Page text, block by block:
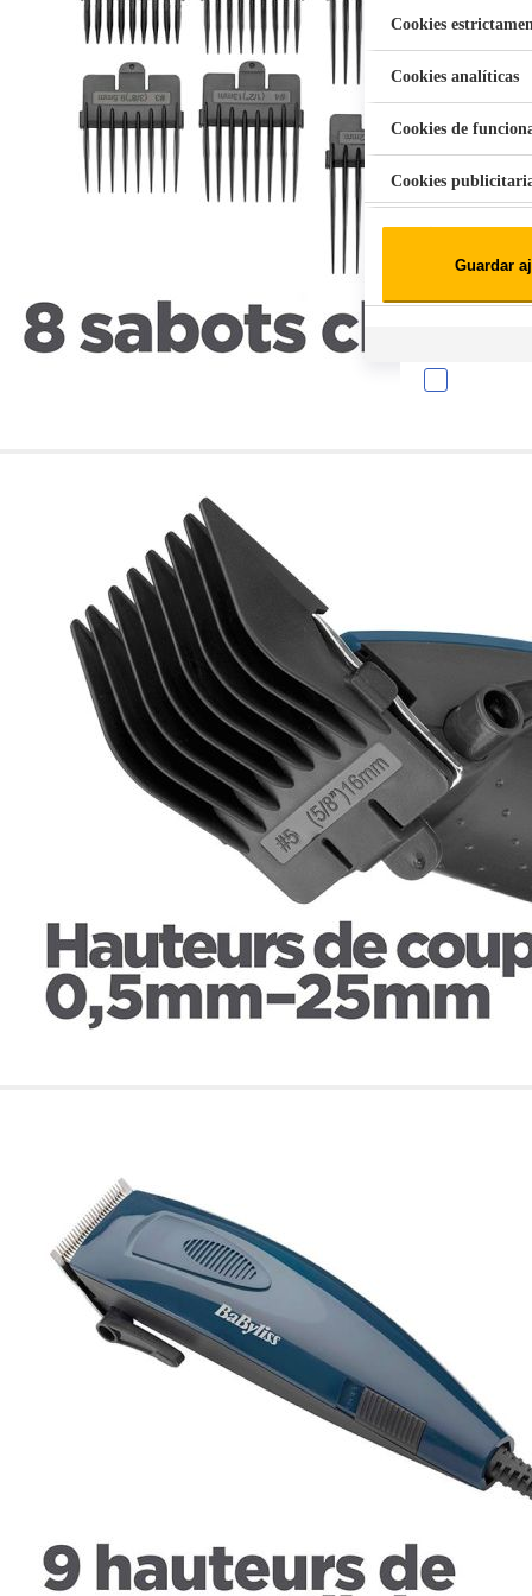
Aspiradora Quitamanchas 450W
Cookies
Cookies analíticas
Cookies de
Cookies
las cookies que se
los servicios que
Más información
Cookies
Estas cookies son
cookies
administrar tu
presentación del
existencia de estas
información de
Información de las
Información de las
Cookies
Nuestros partners
crear un perfil de
publicidad estará
Información de
Guardar